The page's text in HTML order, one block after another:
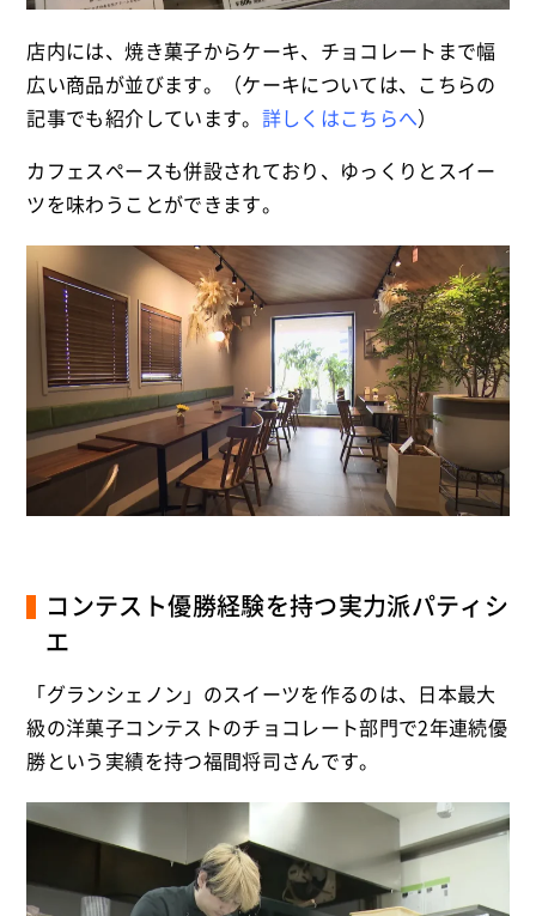
店内には、焼き菓子からケーキ、チョコレートまで幅
広い商品が並びます。（ケーキについては、こちらの
記事でも紹介しています。 詳しくはこちらへ）
カフェスペースも併設されており、ゆっくりとスイー
ツを味わうことができます。
コンテスト優勝経験を持つ実力派パティシ
エ
「グランシェノン」のスイーツを作るのは、日本最大
級の洋菓子コンテストのチョコレート部門で2年連続優
勝という実績を持つ福間将司さんです。